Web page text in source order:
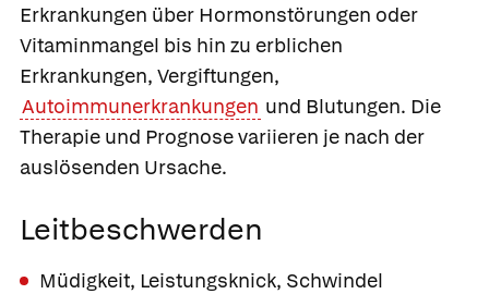
Erkrankungen über Hormonstörungen oder
Vitaminmangel bis hin zu erblichen
Erkrankungen, Vergiftungen,
Autoimmunerkrankungen und Blutungen. Die
Therapie und Prognose variieren je nach der
auslösenden Ursache.
Leitbeschwerden
Müdigkeit, Leistungsknick, Schwindel